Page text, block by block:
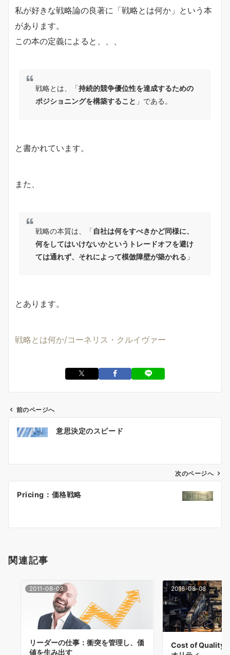
私が好きな戦略論の良著に「戦略とは何か」という本
があります。
この本の定義によると、、、
戦略とは、「持続的競争優位性を達成するための
ポジショニングを構築すること 」である。
と書かれています。
また、
戦略の本質は、「自社は何をすべきかど同様に、
何をしてはいけないかというトレードオフを避け
ては通れず、それによって模倣障壁が築かれる 」
とあります。
戦略とは何か/コーネリス・クルイヴァー
ビ
ン
前のページへ
意思決定のスピード
次のページへ
Pricing：価格戦略
関連記事
2011-08-03
リーダーの仕事：衝突を管理し、価
値を生み出す
2016-08-08
Cost of Quality: